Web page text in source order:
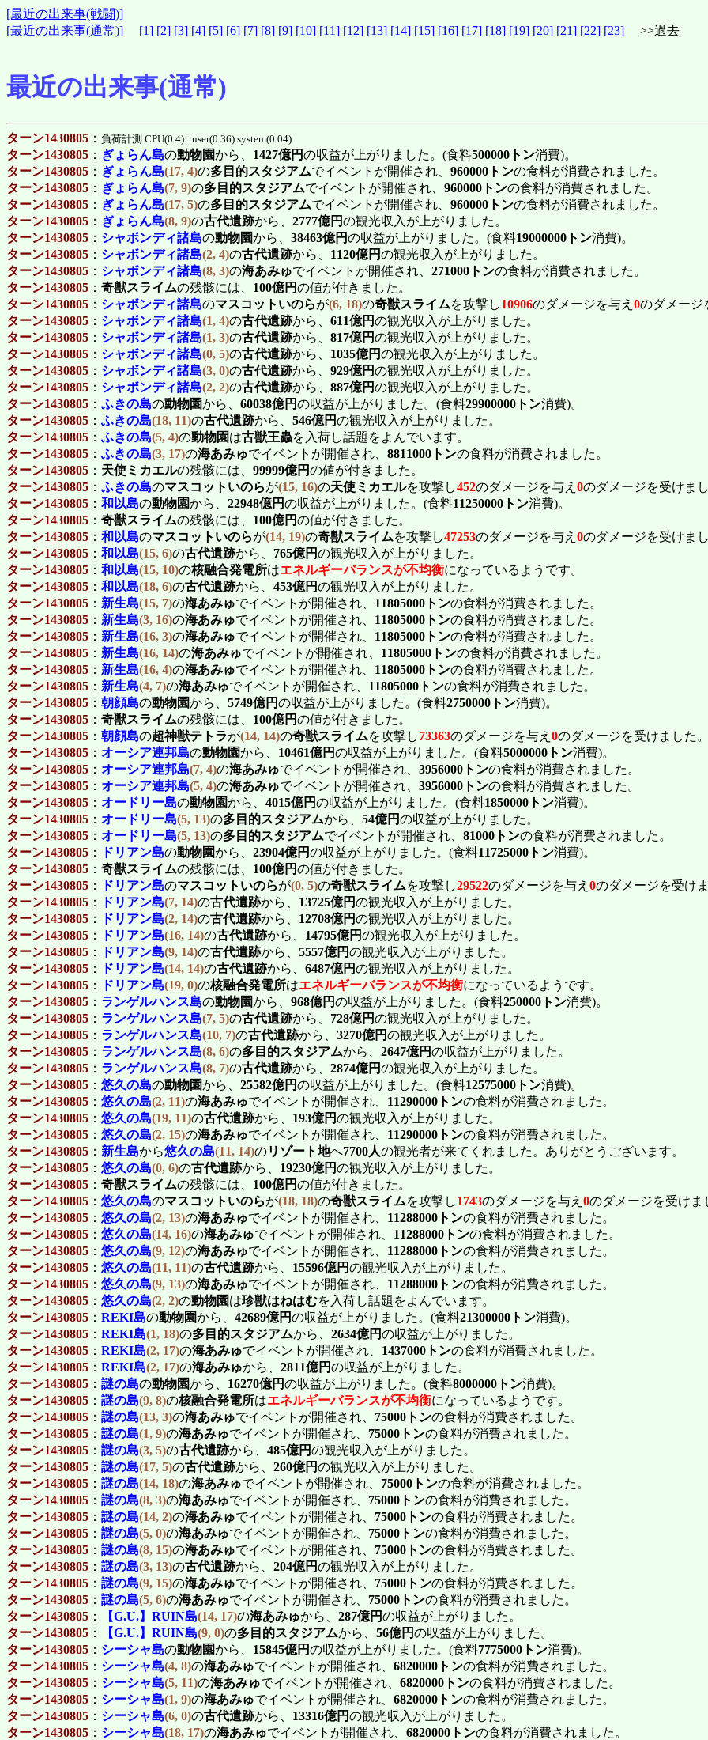
[最近の出来事(戦闘)]
[最近の出来事(通常)]
[1] [2] [3] [4] [5] [6] [7] [8] [9] [10] [11] [12] [13] [14] [15] [16] [17] [18] [19] [20] [21] [22] [23] >>過去
最近の出来事(通常)
ターン1430805 ： 負荷計測 CPU(0.4) : user(0.36) system(0.04)
ターン1430805 ： ぎょらん島の動物園から、 1427億円の収益が上がりました。(食料500000トン消費)。
ターン1430805 ： ぎょらん島(17, 4)の多目的スタジアムでイベントが開催され、 960000トンの食料が消費されました。
ターン1430805 ： ぎょらん島(7, 9)の多目的スタジアムでイベントが開催され、 960000トンの食料が消費されました。
ターン1430805 ： ぎょらん島(17, 5)の多目的スタジアムでイベントが開催され、 960000トンの食料が消費されました。
ターン1430805 ： ぎょらん島(8, 9)の古代遺跡から、 2777億円の観光収入が上がりました。
ターン1430805 ： シャボンディ諸島の動物園から、 38463億円の収益が上がりました。(食料19000000トン消費)。
ターン1430805 ： シャボンディ諸島(2, 4)の古代遺跡から、 1120億円の観光収入が上がりました。
ターン1430805 ： シャボンディ諸島(8, 3)の海あみゅでイベントが開催され、 271000トンの食料が消費されました。
ターン1430805 ： 奇獣スライムの残骸には、 100億円の値が付きました。
ターン1430805 ： シャボンディ諸島のマスコットいのらが(6, 18)の奇獣スライムを攻撃し10906のダメージを与え 0のダメージ
ターン1430805 ： シャボンディ諸島(1, 4)の古代遺跡から、 611億円の観光収入が上がりました。
ターン1430805 ： シャボンディ諸島(1, 3)の古代遺跡から、 817億円の観光収入が上がりました。
ターン1430805 ： シャボンディ諸島(0, 5)の古代遺跡から、 1035億円の観光収入が上がりました。
ターン1430805 ： シャボンディ諸島(3, 0)の古代遺跡から、 929億円の観光収入が上がりました。
ターン1430805 ： シャボンディ諸島(2, 2)の古代遺跡から、 887億円の観光収入が上がりました。
ターン1430805 ： ふきの島の動物園から、 60038億円の収益が上がりました。(食料29900000トン消費)。
ターン1430805 ： ふきの島(18, 11)の古代遺跡から、 546億円の観光収入が上がりました。
ターン1430805 ： ふきの島(5, 4)の動物園は古獣王蟲を入荷し話題をよんでいます。
ターン1430805 ： ふきの島(3, 17)の海あみゅでイベントが開催され、 8811000トンの食料が消費されました。
ターン1430805 ： 天使ミカエルの残骸には、 99999億円の値が付きました。
ターン1430805 ： ふきの島のマスコットいのらが(15, 16)の天使ミカエルを攻撃し452のダメージを与え 0のダメージを受けま
ターン1430805 ： 和以島の動物園から、 22948億円の収益が上がりました。(食料11250000トン消費)。
ターン1430805 ： 奇獣スライムの残骸には、 100億円の値が付きました。
ターン1430805 ： 和以島のマスコットいのらが(14, 19)の奇獣スライムを攻撃し47253のダメージを与え 0のダメージを受けま
ターン1430805 ： 和以島(15, 6)の古代遺跡から、 765億円の観光収入が上がりました。
ターン1430805 ： 和以島(15, 10)の核融合発電所はエネルギーバランスが不均衡になっているようです。
ターン1430805 ： 和以島(18, 6)の古代遺跡から、 453億円の観光収入が上がりました。
ターン1430805 ： 新生島(15, 7)の海あみゅでイベントが開催され、 11805000トンの食料が消費されました。
ターン1430805 ： 新生島(3, 16)の海あみゅでイベントが開催され、 11805000トンの食料が消費されました。
ターン1430805 ： 新生島(16, 3)の海あみゅでイベントが開催され、 11805000トンの食料が消費されました。
ターン1430805 ： 新生島(16, 14)の海あみゅでイベントが開催され、 11805000トンの食料が消費されました。
ターン1430805 ： 新生島(16, 4)の海あみゅでイベントが開催され、 11805000トンの食料が消費されました。
ターン1430805 ： 新生島(4, 7)の海あみゅでイベントが開催され、 11805000トンの食料が消費されました。
ターン1430805 ： 朝顔島の動物園から、 5749億円の収益が上がりました。(食料2750000トン消費)。
ターン1430805 ： 奇獣スライムの残骸には、 100億円の値が付きました。
ターン1430805 ： 朝顔島の超神獣テトラが(14, 14)の奇獣スライムを攻撃し73363のダメージを与え 0のダメージを受けました
ターン1430805 ： オーシア連邦島の動物園から、 10461億円の収益が上がりました。(食料5000000トン消費)。
ターン1430805 ： オーシア連邦島(7, 4)の海あみゅでイベントが開催され、 3956000トンの食料が消費されました。
ターン1430805 ： オーシア連邦島(5, 4)の海あみゅでイベントが開催され、 3956000トンの食料が消費されました。
ターン1430805 ： オードリー島の動物園から、 4015億円の収益が上がりました。(食料1850000トン消費)。
ターン1430805 ： オードリー島(5, 13)の多目的スタジアムから、 54億円の収益が上がりました。
ターン1430805 ： オードリー島(5, 13)の多目的スタジアムでイベントが開催され、 81000トンの食料が消費されました。
ターン1430805 ： ドリアン島の動物園から、 23904億円の収益が上がりました。(食料11725000トン消費)。
ターン1430805 ： 奇獣スライムの残骸には、 100億円の値が付きました。
ターン1430805 ： ドリアン島のマスコットいのらが(0, 5)の奇獣スライムを攻撃し29522のダメージを与え 0のダメージを受け
ターン1430805 ： ドリアン島(7, 14)の古代遺跡から、 13725億円の観光収入が上がりました。
ターン1430805 ： ドリアン島(2, 14)の古代遺跡から、 12708億円の観光収入が上がりました。
ターン1430805 ： ドリアン島(16, 14)の古代遺跡から、 14795億円の観光収入が上がりました。
ターン1430805 ： ドリアン島(9, 14)の古代遺跡から、 5557億円の観光収入が上がりました。
ターン1430805 ： ドリアン島(14, 14)の古代遺跡から、 6487億円の観光収入が上がりました。
ターン1430805 ： ドリアン島(19, 0)の核融合発電所はエネルギーバランスが不均衡になっているようです。
ターン1430805 ： ランゲルハンス島の動物園から、 968億円の収益が上がりました。(食料250000トン消費)。
ターン1430805 ： ランゲルハンス島(7, 5)の古代遺跡から、 728億円の観光収入が上がりました。
ターン1430805 ： ランゲルハンス島(10, 7)の古代遺跡から、 3270億円の観光収入が上がりました。
ターン1430805 ： ランゲルハンス島(8, 6)の多目的スタジアムから、 2647億円の収益が上がりました。
ターン1430805 ： ランゲルハンス島(8, 7)の古代遺跡から、 2874億円の観光収入が上がりました。
ターン1430805 ： 悠久の島の動物園から、 25582億円の収益が上がりました。(食料12575000トン消費)。
ターン1430805 ： 悠久の島(2, 11)の海あみゅでイベントが開催され、 11290000トンの食料が消費されました。
ターン1430805 ： 悠久の島(19, 11)の古代遺跡から、 193億円の観光収入が上がりました。
ターン1430805 ： 悠久の島(2, 15)の海あみゅでイベントが開催され、 11290000トンの食料が消費されました。
ターン1430805 ： 新生島から悠久の島(11, 14)のリゾート地へ7700人の観光者が来てくれました。ありがとうございます。
ターン1430805 ： 悠久の島(0, 6)の古代遺跡から、 19230億円の観光収入が上がりました。
ターン1430805 ： 奇獣スライムの残骸には、 100億円の値が付きました。
ターン1430805 ： 悠久の島のマスコットいのらが(18, 18)の奇獣スライムを攻撃し1743のダメージを与え 0のダメージを受けま
ターン1430805 ： 悠久の島(2, 13)の海あみゅでイベントが開催され、 11288000トンの食料が消費されました。
ターン1430805 ： 悠久の島(14, 16)の海あみゅでイベントが開催され、 11288000トンの食料が消費されました。
ターン1430805 ： 悠久の島(9, 12)の海あみゅでイベントが開催され、 11288000トンの食料が消費されました。
ターン1430805 ： 悠久の島(11, 11)の古代遺跡から、 15596億円の観光収入が上がりました。
ターン1430805 ： 悠久の島(9, 13)の海あみゅでイベントが開催され、 11288000トンの食料が消費されました。
ターン1430805 ： 悠久の島(2, 2)の動物園は珍獣はねはむを入荷し話題をよんでいます。
ターン1430805 ： REKI島の動物園から、 42689億円の収益が上がりました。(食料21300000トン消費)。
ターン1430805 ： REKI島(1, 18)の多目的スタジアムから、 2634億円の収益が上がりました。
ターン1430805 ： REKI島(2, 17)の海あみゅでイベントが開催され、 1437000トンの食料が消費されました。
ターン1430805 ： REKI島(2, 17)の海あみゅから、 2811億円の収益が上がりました。
ターン1430805 ： 謎の島の動物園から、 16270億円の収益が上がりました。(食料8000000トン消費)。
ターン1430805 ： 謎の島(9, 8)の核融合発電所はエネルギーバランスが不均衡になっているようです。
ターン1430805 ： 謎の島(13, 3)の海あみゅでイベントが開催され、 75000トンの食料が消費されました。
ターン1430805 ： 謎の島(1, 9)の海あみゅでイベントが開催され、 75000トンの食料が消費されました。
ターン1430805 ： 謎の島(3, 5)の古代遺跡から、 485億円の観光収入が上がりました。
ターン1430805 ： 謎の島(17, 5)の古代遺跡から、 260億円の観光収入が上がりました。
ターン1430805 ： 謎の島(14, 18)の海あみゅでイベントが開催され、 75000トンの食料が消費されました。
ターン1430805 ： 謎の島(8, 3)の海あみゅでイベントが開催され、 75000トンの食料が消費されました。
ターン1430805 ： 謎の島(14, 2)の海あみゅでイベントが開催され、 75000トンの食料が消費されました。
ターン1430805 ： 謎の島(5, 0)の海あみゅでイベントが開催され、 75000トンの食料が消費されました。
ターン1430805 ： 謎の島(8, 15)の海あみゅでイベントが開催され、 75000トンの食料が消費されました。
ターン1430805 ： 謎の島(3, 13)の古代遺跡から、 204億円の観光収入が上がりました。
ターン1430805 ： 謎の島(9, 15)の海あみゅでイベントが開催され、 75000トンの食料が消費されました。
ターン1430805 ： 謎の島(5, 6)の海あみゅでイベントが開催され、 75000トンの食料が消費されました。
ターン1430805 ： 【G.U.】RUIN島(14, 17)の海あみゅから、 287億円の収益が上がりました。
ターン1430805 ： 【G.U.】RUIN島(9, 0)の多目的スタジアムから、 56億円の収益が上がりました。
ターン1430805 ： シーシャ島の動物園から、 15845億円の収益が上がりました。(食料7775000トン消費)。
ターン1430805 ： シーシャ島(4, 8)の海あみゅでイベントが開催され、 6820000トンの食料が消費されました。
ターン1430805 ： シーシャ島(5, 11)の海あみゅでイベントが開催され、 6820000トンの食料が消費されました。
ターン1430805 ： シーシャ島(1, 9)の海あみゅでイベントが開催され、 6820000トンの食料が消費されました。
ターン1430805 ： シーシャ島(6, 0)の古代遺跡から、 13316億円の観光収入が上がりました。
ターン1430805 ： シーシャ島(18, 17)の海あみゅでイベントが開催され、 6820000トンの食料が消費されました。